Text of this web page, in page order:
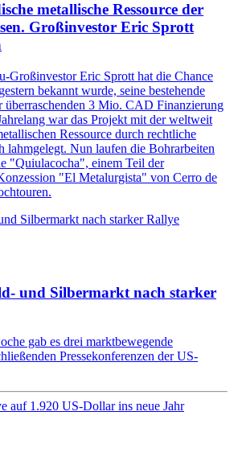
metallische Ressource der
Großinvestor Eric Sprott
Großinvestor Eric Sprott hat die Chance
bekannt wurde, seine bestehende
überraschenden 3 Mio. CAD Finanzierung
war das Projekt mit der weltweit
Ressource durch rechtliche
lahmgelegt. Nun laufen die Bohrarbeiten
"Quiulacocha", einem Teil der
"El Metalurgista" von Cerro de
und Silbermarkt nach starker
gab es drei marktbewegende
Pressekonferenzen der US-